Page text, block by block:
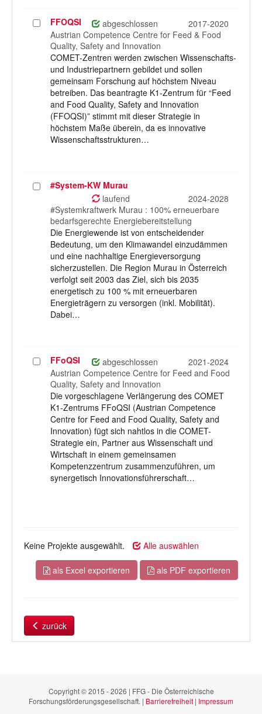
Projekt
auswählen
FFOQSI abgeschlossen
2017-2020
Austrian Competence Centre for Feed & Food
Quality, Safety and Innovation
COMET-Zentren werden zwischen Wissenschafts-
und Industriepartnern gebildet und sollen
gemeinsam Forschung auf höchstem Niveau
betreiben. Das beantragte K1-Zentrum für “Feed
and Food Quality, Safety and Innovation
(FFOQSI)” stimmt mit dieser Strategie in
höchstem Maße überein, da es innovative
Wissenschaftsstrukturen…
Projekt#System-KW Murau
laufend
2024-2028
#Systemkraftwerk Murau : 100% erneuerbare
bedarfsgerechte Energiebereitstellung
Die Energiewende ist von entscheidender
Bedeutung, um den Klimawandel einzudämmen
und eine nachhaltige Energieversorgung
sicherzustellen. Die Region Murau in Österreich
verfolgt seit 2003 das Ziel, sich bis 2035
energetisch zu 100 % mit erneuerbaren
Energieträgern zu versorgen (inkl. Mobilität).
Dabei…
Projekt
auswählen
FFoQSI abgeschlossen
2021-2024
Austrian Competence Centre for Feed and Food
Quality, Safety and Innovation
Die vorgeschlagene Verlängerung des COMET
K1-Zentrums FFoQSI (Austrian Competence
Centre for Feed and Food Quality, Safety and
Innovation) fügt sich nahtlos in die COMET-
Strategie ein, Partner aus Wissenschaft und
Wirtschaft in einem gemeinsamen
Kompetenzzentrum zusammenzuführen, um
synergetisch Innovationsführerschaft…
Keine Projekte ausgewählt. Alle auswählen
als Excel exportieren als PDF exportieren
zurück
Copyright © 2015 - 2026 | FFG - Die Österreichische
Forschungsförderungsgesellschaft. | Barrierefreiheit | Impressum